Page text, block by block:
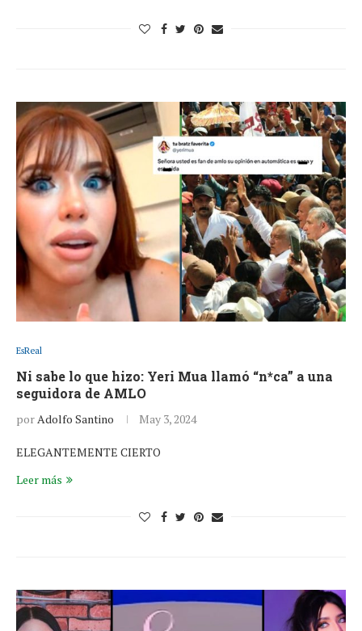
EsReal
Ni sabe lo que hizo: Yeri Mua llamó “n*ca” a una
seguidora de AMLO
porAdolfo Santino May 3, 2024
ELEGANTEMENTE CIERTO
Leer más